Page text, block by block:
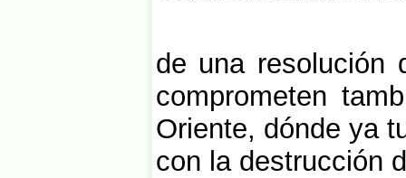
de una resolución
comprometen
Oriente, dónde ya
con la destrucción